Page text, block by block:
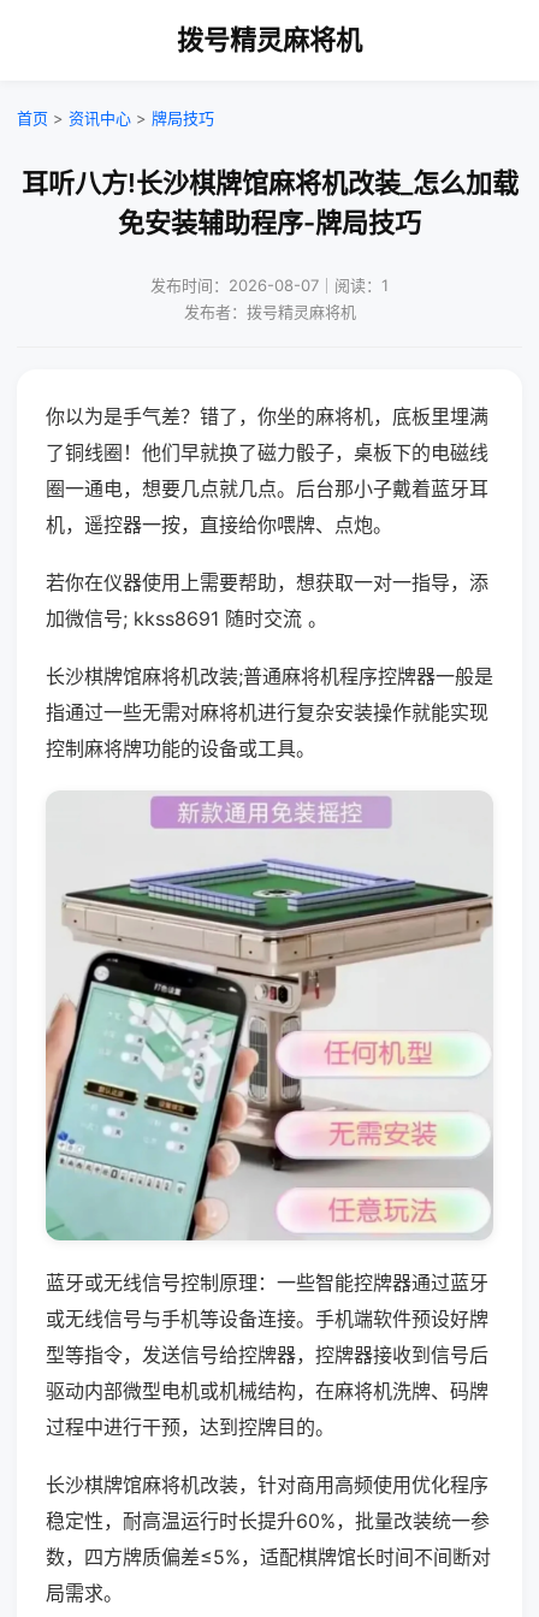
拨号精灵麻将机
首页 > 资讯中心 > 牌局技巧
耳听八方!长沙棋牌馆麻将机改装_怎么加载
免安装辅助程序-牌局技巧
发布时间：2026-08-07｜阅读：1
发布者：拨号精灵麻将机
你以为是手气差？错了，你坐的麻将机，底板里埋满
了铜线圈！他们早就换了磁力骰子，桌板下的电磁线
圈一通电，想要几点就几点。后台那小子戴着蓝牙耳
机，遥控器一按，直接给你喂牌、点炮。
若你在仪器使用上需要帮助，想获取一对一指导，添
加微信号; kkss8691 随时交流 。
长沙棋牌馆麻将机改装;普通麻将机程序控牌器一般是
指通过一些无需对麻将机进行复杂安装操作就能实现
控制麻将牌功能的设备或工具。
蓝牙或无线信号控制原理：一些智能控牌器通过蓝牙
或无线信号与手机等设备连接。手机端软件预设好牌
型等指令，发送信号给控牌器，控牌器接收到信号后
驱动内部微型电机或机械结构，在麻将机洗牌、码牌
过程中进行干预，达到控牌目的。
长沙棋牌馆麻将机改装，针对商用高频使用优化程序
稳定性，耐高温运行时长提升60%，批量改装统一参
数，四方牌质偏差≤5%，适配棋牌馆长时间不间断对
局需求。